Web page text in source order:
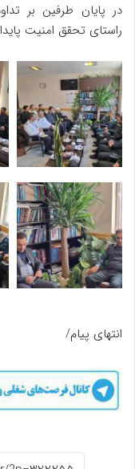
در پايان طرفين بر
راستای تحقق امنيت
انتهای پیام/